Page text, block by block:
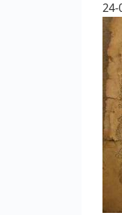
24-